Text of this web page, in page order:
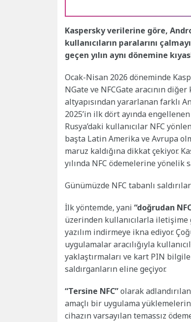
Kaspersky verilerine göre,
kullanıcıların paralarını
geçen yılın aynı dönemine
Ocak-Nisan 2026 döneminde
NGate ve NFCGate aracının
altyapısından yararlanan farklı
2025’in ilk dört ayında engellenen
Rusya’daki kullanıcılar NFC
başta Latin Amerika ve Avrupa
maruz kaldığına dikkat çekiyor.
yılında NFC ödemelerine yönelik
Günümüzde NFC tabanlı
İlk yöntemde, yani “doğrudan
üzerinden kullanıcılarla
yazılım indirmeye ikna ediyor.
uygulamalar aracılığıyla
yaklaştırmaları ve kart PIN
saldırganların eline geçiyor.
“Tersine NFC”olarak
amaçlı bir uygulama
cihazın varsayılan temassız